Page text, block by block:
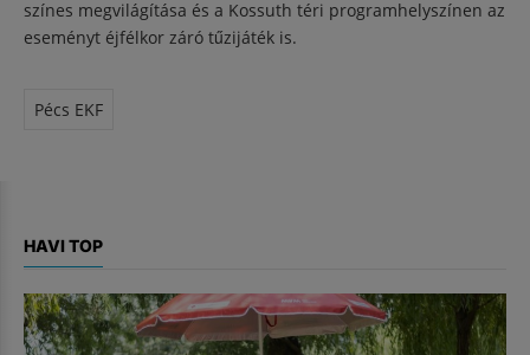
színes megvilágítása és a Kossuth téri programhelyszínen az
eseményt éjfélkor záró tűzijáték is.
Pécs EKF
HAVI TOP